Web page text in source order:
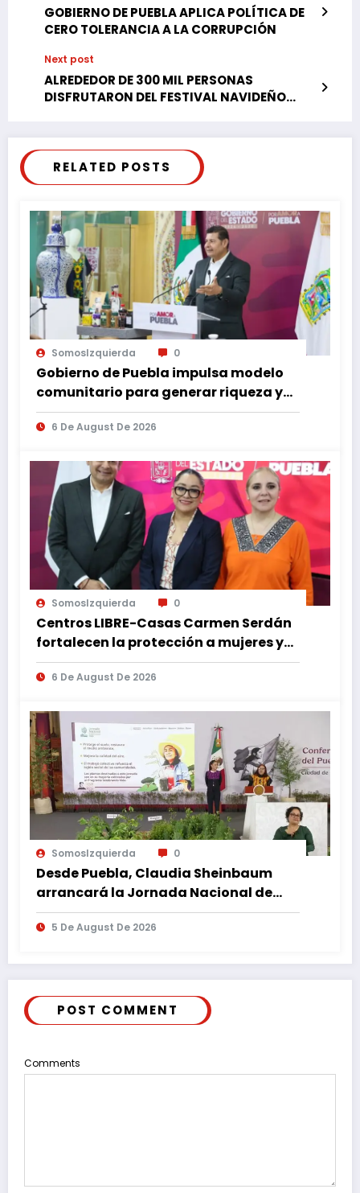
GOBIERNO DE PUEBLA APLICA POLÍTICA DE
CERO TOLERANCIA A LA CORRUPCIÓN
Next post
ALREDEDOR DE 300 MIL PERSONAS
DISFRUTARON DEL FESTIVAL NAVIDEÑO
RELATED POSTS
SomosIzquierda 0
Gobierno de Puebla impulsa modelo
comunitario para generar riqueza y
desarrollo
6 De August De 2026
SomosIzquierda 0
Centros LIBRE-Casas Carmen Serdán
fortalecen la protección a mujeres y
reducen feminicidios en Puebla
6 De August De 2026
SomosIzquierda 0
Desde Puebla, Claudia Sheinbaum
arrancará la Jornada Nacional de
Reforestación
5 De August De 2026
POST COMMENT
Comments